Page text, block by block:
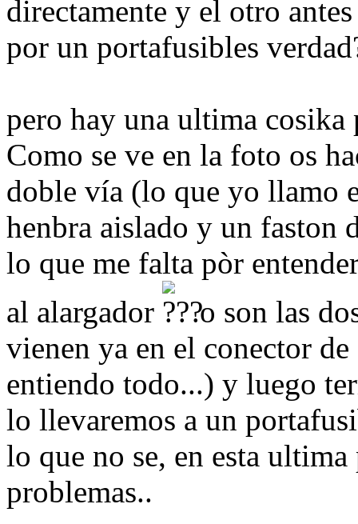
directamente y el otro
por un portafusibles
pero hay una ultima
Como se ve en la foto os
doble vía (lo que yo llamo
henbra aislado y un faston
lo que me falta pòr
al alargador
o son las
vienen ya en el conector
entiendo todo...) y luego
lo llevaremos a un
lo que no se, en esta
problemas..